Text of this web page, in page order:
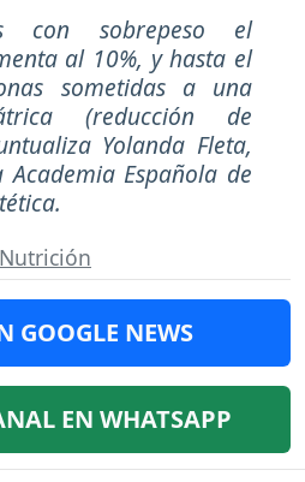
con sobrepeso el
al 10%, y hasta el
sometidas a una
(reducción de
Yolanda Fleta,
Española de
Nutrición
GOOGLE NEWS
EN WHATSAPP